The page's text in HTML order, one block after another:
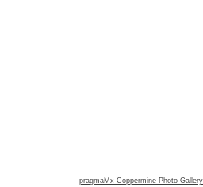
pragmaMx-Coppermine Photo Gallery